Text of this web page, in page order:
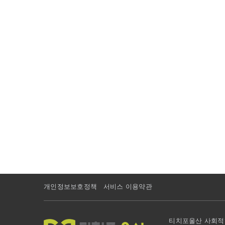
개인정보보호정책 서비스 이용약관
티치포울산 사회